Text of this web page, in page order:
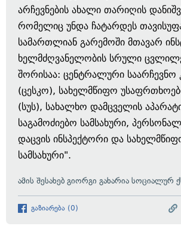
არჩევნების ახალი თარიღის
რომელიც უნდა ჩატარდეს
სამართლიან გარემოში მთავარ
ხელმძღვანელობის სრული
შორისაა: ცენტრალური საარჩევნო
(ცესკო), სახელმწიფო
(სუს), სახალხო დამცველის
საგამოძიებო სამსახური,
დაცვის ინსპექტორი და
სამსახური".
ამის შესახებ გიორგი გახარია სოციალურ
გაზიარება (0)